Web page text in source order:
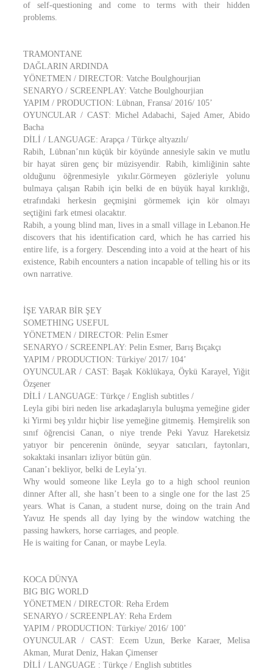
of self-questioning and come to terms with their hidden
problems.
TRAMONTANE
DAĞLARIN ARDINDA
YÖNETMEN / DIRECTOR: Vatche Boulghourjian
SENARYO / SCREENPLAY: Vatche Boulghourjian
YAPIM / PRODUCTION: Lübnan, Fransa/ 2016/ 105’
OYUNCULAR / CAST: Michel Adabachi, Sajed Amer, Abido
Bacha
DİLİ / LANGUAGE: Arapça / Türkçe altyazılı/
Rabih, Lübnan’nın küçük bir köyünde annesiyle sakin ve mutlu
bir hayat süren genç bir müzisyendir. Rabih, kimliğinin sahte
olduğunu öğrenmesiyle yıkılır.Görmeyen gözleriyle yolunu
bulmaya çalışan Rabih için belki de en büyük hayal kırıklığı,
etrafındaki herkesin geçmişini görmemek için kör olmayı
seçtiğini fark etmesi olacaktır.
Rabih, a young blind man, lives in a small village in Lebanon.He
discovers that his identification card, which he has carried his
entire life, is a forgery. Descending into a void at the heart of his
existence, Rabih encounters a nation incapable of telling his or its
own narrative.
İŞE YARAR BİR ŞEY
SOMETHING USEFUL
YÖNETMEN / DIRECTOR: Pelin Esmer
SENARYO / SCREENPLAY: Pelin Esmer, Barış Bıçakçı
YAPIM / PRODUCTION: Türkiye/ 2017/ 104’
OYUNCULAR / CAST: Başak Köklükaya, Öykü Karayel, Yiğit
Özşener
DİLİ / LANGUAGE: Türkçe / English subtitles /
Leyla gibi biri neden lise arkadaşlarıyla buluşma yemeğine gider
ki Yirmi beş yıldır hiçbir lise yemeğine gitmemiş. Hemşirelik son
sınıf öğrencisi Canan, o niye trende Peki Yavuz Hareketsiz
yatıyor bir pencerenin önünde, seyyar satıcıları, faytonları,
sokaktaki insanları izliyor bütün gün.
Canan’ı bekliyor, belki de Leyla’yı.
Why would someone like Leyla go to a high school reunion
dinner After all, she hasn’t been to a single one for the last 25
years. What is Canan, a student nurse, doing on the train And
Yavuz He spends all day lying by the window watching the
passing hawkers, horse carriages, and people.
He is waiting for Canan, or maybe Leyla.
KOCA DÜNYA
BIG BIG WORLD
YÖNETMEN / DIRECTOR: Reha Erdem
SENARYO / SCREENPLAY: Reha Erdem
YAPIM / PRODUCTION: Türkiye/ 2016/ 100’
OYUNCULAR / CAST: Ecem Uzun, Berke Karaer, Melisa
Akman, Murat Deniz, Hakan Çimenser
DİLİ / LANGUAGE : Türkçe / English subtitles